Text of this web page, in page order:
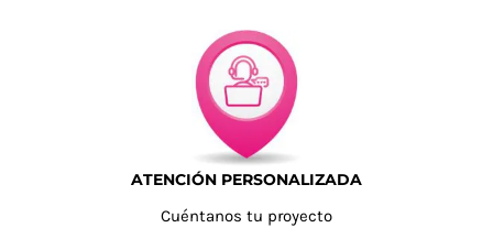
ATENCIÓN PERSONALIZADA
Cuéntanos tu proyecto